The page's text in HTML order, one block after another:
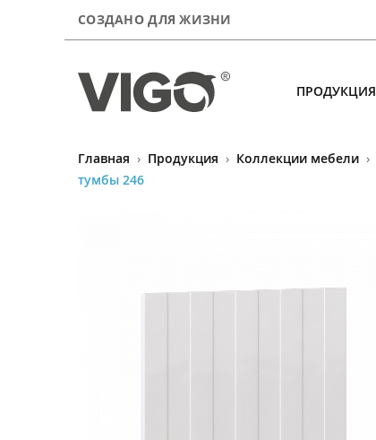
СОЗДАНО ДЛЯ ЖИЗНИ
ПРОДУКЦИЯ
ПродукцияГлавная › Продукция › Коллекции мебели ›
тумбы 246